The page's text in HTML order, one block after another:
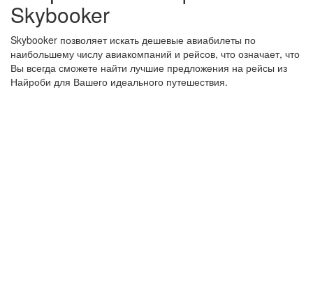
Skybooker
Skybooker позволяет искать дешевые авиабилеты по
наибольшему числу авиакомпаний и рейсов, что означает, что
Вы всегда сможете найти лучшие предложения на рейсы из
Найроби для Вашего идеального путешествия.